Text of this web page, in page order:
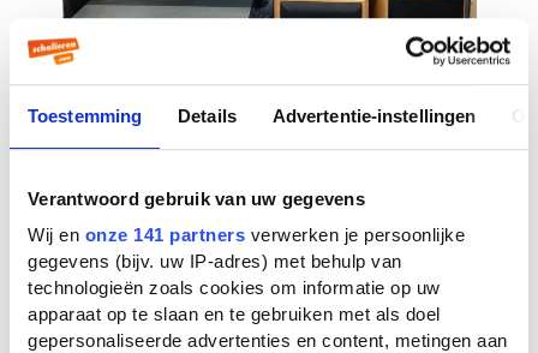
Toestemming Details Advertentie-instellingen
Verantwoord gebruik van uw gegevens
Wij en onze 141 partners verwerken je persoonlijke
gegevens (bijv. uw IP-adres) met behulp van
technologieën zoals cookies om informatie op uw
apparaat op te slaan en te gebruiken met als doel
gepersonaliseerde advertenties en content, metingen aan